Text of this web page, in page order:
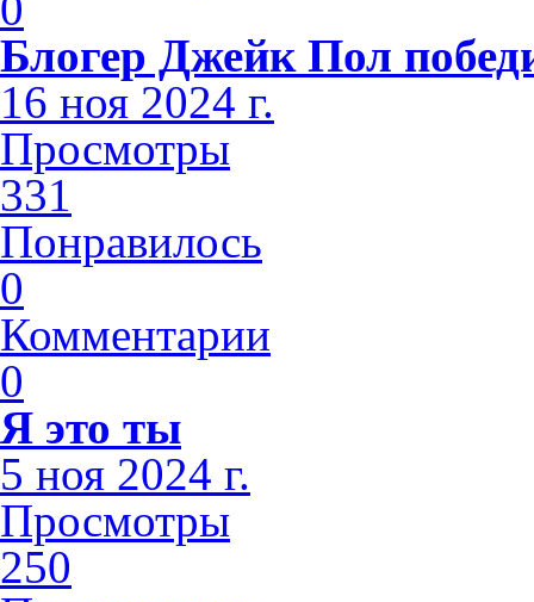
Блогер Джейк Пол
16 ноя 2024 г.
Просмотры
331
Понравилось
0
Комментарии
0
Я это ты
5 ноя 2024 г.
Просмотры
250